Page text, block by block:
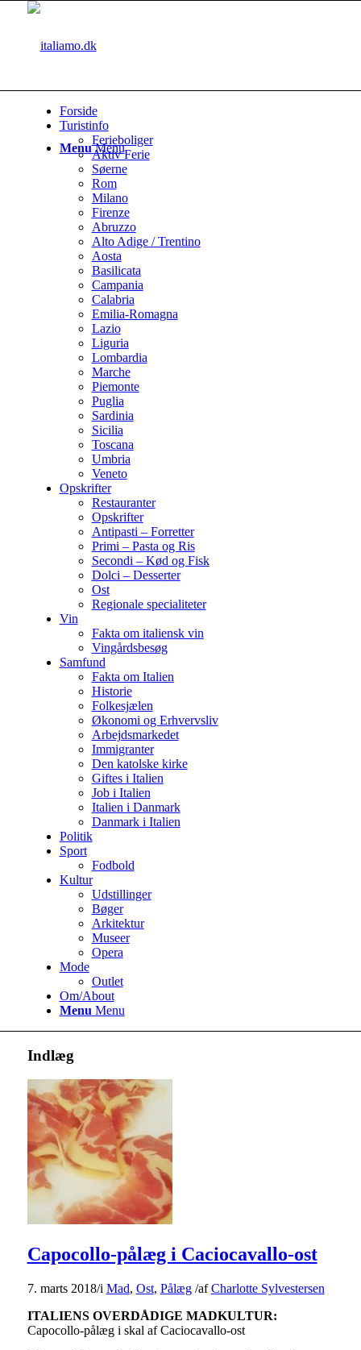
Menu Menu
Forside
Turistinfo
Ferieboliger
Aktiv Ferie
Søerne
Rom
Milano
Firenze
Abruzzo
Alto Adige / Trentino
Aosta
Basilicata
Campania
Calabria
Emilia-Romagna
Lazio
Liguria
Lombardia
Marche
Piemonte
Puglia
Sardinia
Sicilia
Toscana
Umbria
Veneto
Opskrifter
Restauranter
Opskrifter
Antipasti – Forretter
Primi – Pasta og Ris
Secondi – Kød og Fisk
Dolci – Desserter
Ost
Regionale specialiteter
Vin
Fakta om italiensk vin
Vingårdsbesøg
Samfund
Fakta om Italien
Historie
Folkesjælen
Økonomi og Erhvervsliv
Arbejdsmarkedet
Immigranter
Den katolske kirke
Giftes i Italien
Job i Italien
Italien i Danmark
Danmark i Italien
Politik
Sport
Fodbold
Kultur
Udstillinger
Bøger
Arkitektur
Museer
Opera
Mode
Outlet
Om/About
Menu Menu
Indlæg
Capocollo-pålæg i Caciocavallo-ost
7. marts 2018/i Mad, Ost, Pålæg /afCharlotte Sylvestersen
ITALIENS OVERDÅDIGE MADKULTUR:
Capocollo-pålæg i skal af Caciocavallo-ost